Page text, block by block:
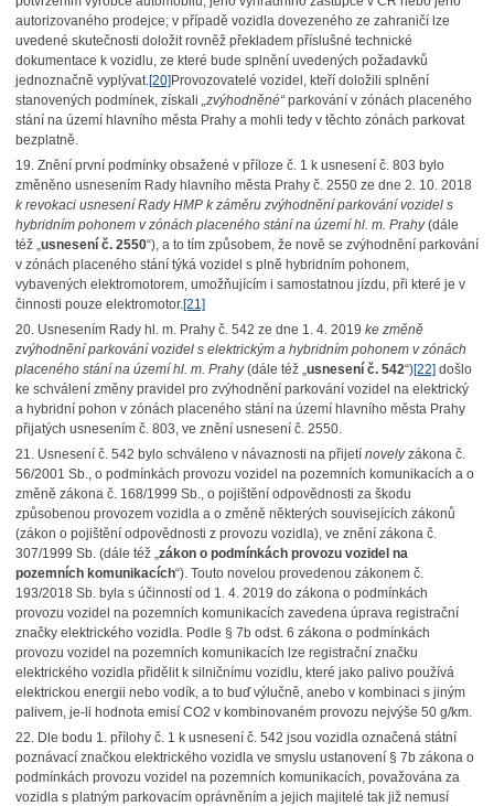
autorizovaného prodejce; v případě vozidla dovezeného ze zahraničí lze
uvedené skutečnosti doložit rovněž překladem příslušné technické
dokumentace k vozidlu, ze které bude splnění uvedených požadavků
jednoznačně vyplývat.[20] Provozovatelé vozidel, kteří doložili splnění
stanovených podmínek, získali „zvýhodněné“parkování v zónách placeného
stání na území hlavního města Prahy a mohli tedy v těchto zónách parkovat
bezplatně.
19. Znění první podmínky obsažené v příloze č. 1 k usnesení č. 803 bylo
změněno usnesením Rady hlavního města Prahy č. 2550 ze dne 2. 10. 2018
k revokaci usnesení Rady HMP k záměru zvýhodnění parkování vozidel s
hybridním pohonem v zónách placeného stání na území hl. m. Prahy(dále
též „usnesení č. 2550“), a to tím způsobem, že nově se zvýhodnění parkování
v zónách placeného stání týká vozidel s plně hybridním pohonem,
vybavených elektromotorem, umožňujícím i samostatnou jízdu, při které je v
činnosti pouze elektromotor.[21]
20. Usnesením Rady hl. m. Prahy č. 542 ze dne 1. 4. 2019 ke změně
zvýhodnění parkování vozidel s elektrickým a hybridním pohonem v zónách
placeného stání na území hl. m. Prahy(dále též „usnesení č. 542“)[22] došlo
ke schválení změny pravidel pro zvýhodnění parkování vozidel na elektrický
a hybridní pohon v zónách placeného stání na území hlavního města Prahy
přijatých usnesením č. 803, ve znění usnesení č. 2550.
21. Usnesení č. 542 bylo schváleno v návaznosti na přijetí novelyzákona č.
56/2001 Sb., o podmínkách provozu vozidel na pozemních komunikacích a o
změně zákona č. 168/1999 Sb., o pojištění odpovědnosti za škodu
způsobenou provozem vozidla a o změně některých souvisejících zákonů
(zákon o pojištění odpovědnosti z provozu vozidla), ve znění zákona č.
307/1999 Sb. (dále též „zákon o podmínkách provozu vozidel na
pozemních komunikacích“). Touto novelou provedenou zákonem č.
193/2018 Sb. byla s účinností od 1. 4. 2019 do zákona o podmínkách
provozu vozidel na pozemních komunikacích zavedena úprava registrační
značky elektrického vozidla. Podle § 7b odst. 6 zákona o podmínkách
provozu vozidel na pozemních komunikacích lze registrační značku
elektrického vozidla přidělit k silničnímu vozidlu, které jako palivo používá
elektrickou energii nebo vodík, a to buď výlučně, anebo v kombinaci s jiným
palivem, je-li hodnota emisí CO2 v kombinovaném provozu nejvýše 50 g/km.
22. Dle bodu 1. přílohy č. 1 k usnesení č. 542 jsou vozidla označená státní
poznávací značkou elektrického vozidla ve smyslu ustanovení § 7b zákona o
podmínkách provozu vozidel na pozemních komunikacích, považována za
vozidla s platným parkovacím oprávněním a jejich majitelé tak již nemusí